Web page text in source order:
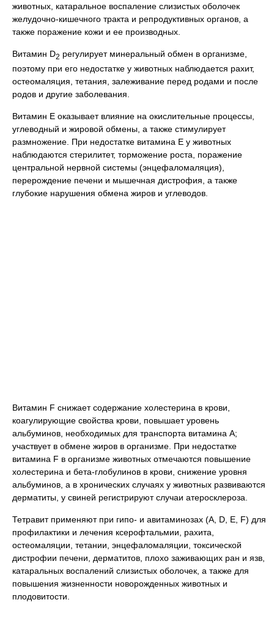
животных, катаральное воспаление слизистых оболочек
желудочно-кишечного тракта и репродуктивных органов, а
также поражение кожи и ее производных.
Витамин D2 регулирует минеральный обмен в организме,
поэтому при его недостатке у животных наблюдается рахит,
остеомаляция, тетания, залеживание перед родами и после
родов и другие заболевания.
Витамин Е оказывает влияние на окислительные процессы,
углеводный и жировой обмены, а также стимулирует
размножение. При недостатке витамина Е у животных
наблюдаются стерилитет, торможение роста, поражение
центральной нервной системы (энцефаломаляция),
перерождение печени и мышечная дистрофия, а также
глубокие нарушения обмена жиров и углеводов.
Витамин F снижает содержание холестерина в крови,
коагулирующие свойства крови, повышает уровень
альбуминов, необходимых для транспорта витамина А;
участвует в обмене жиров в организме. При недостатке
витамина F в организме животных отмечаются повышение
холестерина и бета-глобулинов в крови, снижение уровня
альбуминов, а в хронических случаях у животных развиваются
дерматиты, у свиней регистрируют случаи атеросклероза.
Тетравит применяют при гипо- и авитаминозах (A, D, E, F) для
профилактики и лечения ксерофтальмии, рахита,
остеомаляции, тетании, энцефаломаляции, токсической
дистрофии печени, дерматитов, плохо заживающих ран и язв,
катаральных воспалений слизистых оболочек, а также для
повышения жизненности новорожденных животных и
плодовитости.